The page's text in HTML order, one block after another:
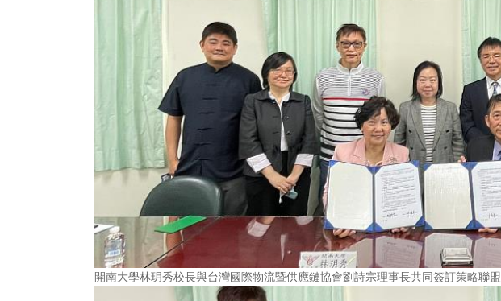
開南大學林玥秀校長與台灣國際物流暨供應鏈協會劉詩宗理事長共同簽訂策略聯盟